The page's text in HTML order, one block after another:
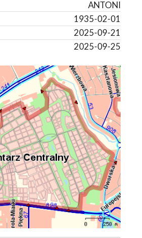
ANTONI
1935-02-01
2025-09-21
2025-09-25